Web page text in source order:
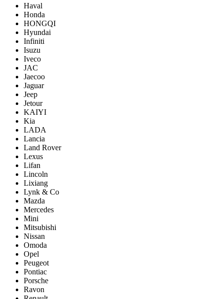
Haval
Honda
HONGQI
Hyundai
Infiniti
Isuzu
Iveco
JAC
Jaecoo
Jaguar
Jeep
Jetour
KAIYI
Kia
LADA
Lancia
Land Rover
Lexus
Lifan
Lincoln
Lixiang
Lynk & Co
Mazda
Mercedes
Mini
Mitsubishi
Nissan
Omoda
Opel
Peugeot
Pontiac
Porsсhe
Ravon